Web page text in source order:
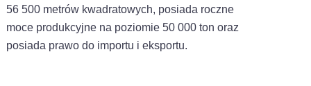
56 500 metrów kwadratowych, posiada roczne
moce produkcyjne na poziomie 50 000 ton oraz
posiada prawo do importu i eksportu.